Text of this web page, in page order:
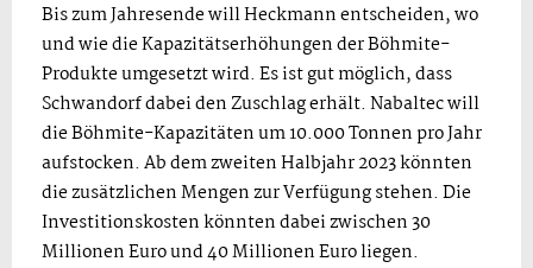
Bis zum Jahresende will Heckmann entscheiden, wo
und wie die Kapazitätserhöhungen der Böhmite-
Produkte umgesetzt wird. Es ist gut möglich, dass
Schwandorf dabei den Zuschlag erhält. Nabaltec will
die Böhmite-Kapazitäten um 10.000 Tonnen pro Jahr
aufstocken. Ab dem zweiten Halbjahr 2023 könnten
die zusätzlichen Mengen zur Verfügung stehen. Die
Investitionskosten könnten dabei zwischen 30
Millionen Euro und 40 Millionen Euro liegen.